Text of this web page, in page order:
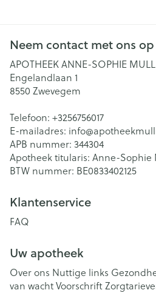
Neem contact met ons op
APOTHEEK ANNE-SOPHIE
Engelandlaan 1
8550 Zwevegem
Telefoon: +3256756017
E-mailadres: info@
APB nummer: 344304
Apotheek titularis: Anne-Sophie
BTW nummer: BE0833402125
Klantenservice
FAQ
Uw apotheek
Over ons Nuttige links
van wachtVoorschrift